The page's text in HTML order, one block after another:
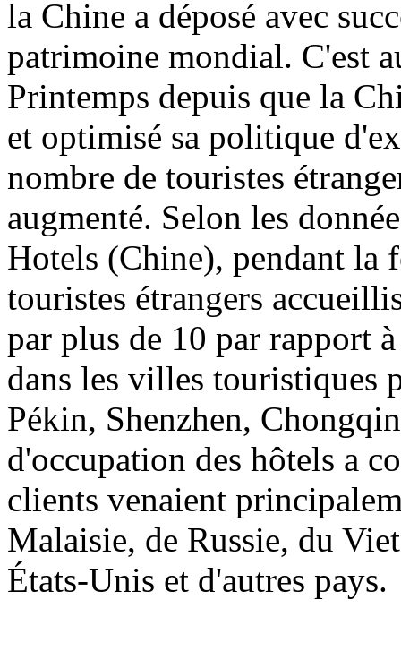
la Chine a déposé avec
patrimoine mondial. C'est
Printemps depuis que la
et optimisé sa politique
nombre de touristes
augmenté. Selon les
Hotels (Chine), pendant la
touristes étrangers
par plus de 10 par rapport
dans les villes touristiques
Pékin, Shenzhen,
d'occupation des hôtels a
clients venaient
Malaisie, de Russie, du
États-Unis et d'autres pays.